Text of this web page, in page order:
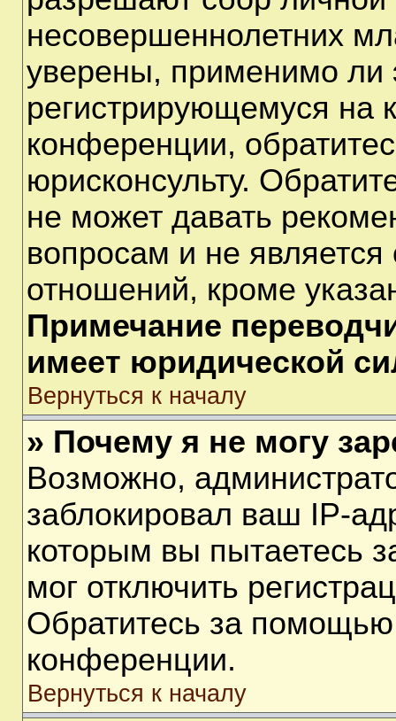
несовершеннолетних
уверены, применимо ли
регистрирующемуся на
конференции,
юрисконсульту.
не может давать
вопросам и не
отношений, кроме
Примечание
имеет юридической
Вернуться к началу
» Почему я не могу
Возможно,
заблокировал ваш IP-
которым вы пытаетесь
мог отключить
Обратитесь за помощью
конференции.
Вернуться к началу